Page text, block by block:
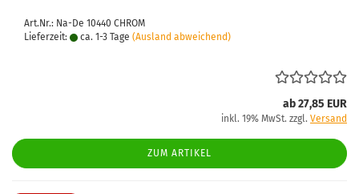
Art.Nr.: Na-De 10440 CHROM
Lieferzeit:
ca. 1-3 Tage (Ausland abweichend)
ab 27,85 EUR
inkl. 19% MwSt. zzgl. Versand
ZUM ARTIKEL